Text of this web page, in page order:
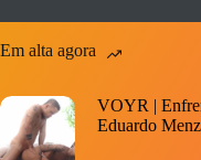
Em alta agora
VOYR |
Eduardo